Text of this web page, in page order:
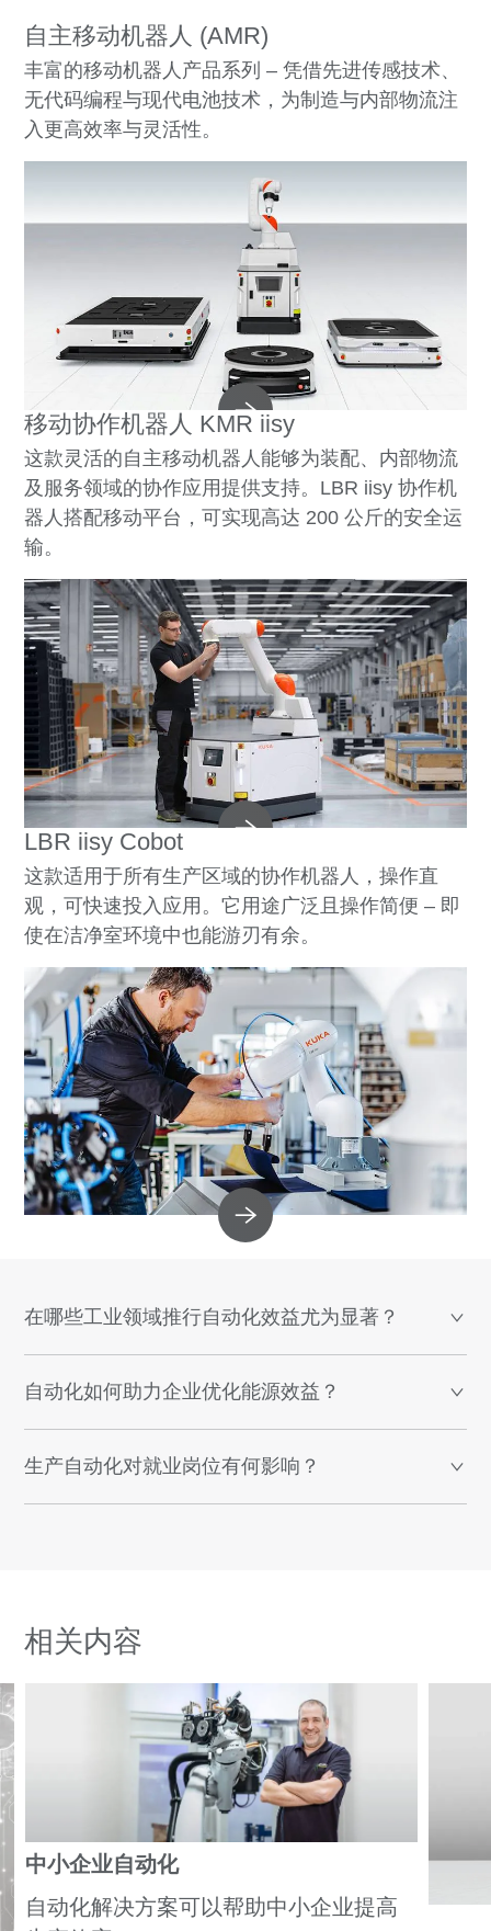
自主移动机器人 (AMR)
丰富的移动机器人产品系列 – 凭借先进传感技术、
无代码编程与现代电池技术，为制造与内部物流注
入更高效率与灵活性。
移动协作机器人 KMR iisy
这款灵活的自主移动机器人能够为装配、内部物流
及服务领域的协作应用提供支持。LBR iisy 协作机
器人搭配移动平台，可实现高达 200 公斤的安全运
输。
LBR iisy Cobot
这款适用于所有生产区域的协作机器人，操作直
观，可快速投入应用。它用途广泛且操作简便 – 即
使在洁净室环境中也能游刃有余。
在哪些工业领域推行自动化效益尤为显著？
自动化如何助力企业优化能源效益？
生产自动化对就业岗位有何影响？
相关内容
中小企业自动化
自动化解决方案可以帮助中小企业提高